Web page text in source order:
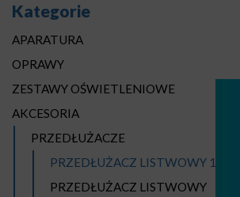
Kategorie
APARATURA
OPRAWY
ZESTAWY OŚWIETLENIOWE
AKCESORIA
PRZEDŁUŻACZE
PRZEDŁUŻACZ LISTWOWY 16A
PRZEDŁUŻACZ LISTWOWY